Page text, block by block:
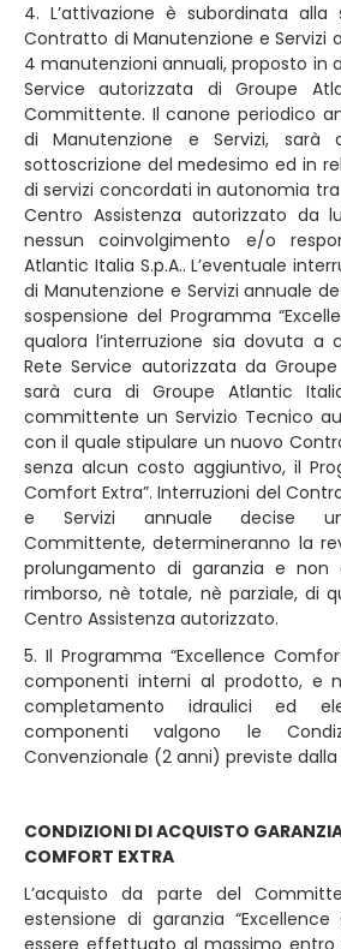
4. L’attivazione è subordinata
Contratto di Manutenzione e Servizi
4 manutenzioni annuali, proposto in
Service autorizzata di Groupe
Committente. Il canone periodico
di Manutenzione e Servizi,
sottoscrizione del medesimo ed in
di servizi concordati in autonomia
Centro Assistenza autorizzato da
nessun coinvolgimento e/o
Atlantic Italia S.p.A.. L’eventuale
di Manutenzione e Servizi annuale
sospensione del Programma
qualora l’interruzione sia dovuta a
Rete Service autorizzata da
sarà cura di Groupe Atlantic
committente un Servizio Tecnico
con il quale stipulare un nuovo
senza alcun costo aggiuntivo, il
Comfort Extra”. Interruzioni del
e Servizi annuale decise
Committente, determineranno la
prolungamento di garanzia e
rimborso, nè totale, nè parziale, di
Centro Assistenza autorizzato.
5. Il Programma “Excellence
componenti interni al prodotto, e
completamento idraulici ed
componenti valgono le
Convenzionale (2 anni) previste
CONDIZIONI DI ACQUISTO
COMFORT EXTRA
L’acquisto da parte del
estensione di garanzia